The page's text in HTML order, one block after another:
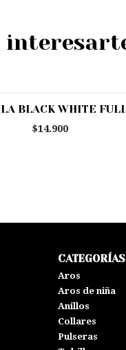
BLACK WHITE
$14.900
CATEGORÍAS
Aros
Aros de niña
Anillos
Collares
Pulseras